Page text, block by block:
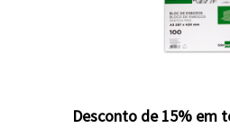
Desconto de 15% em